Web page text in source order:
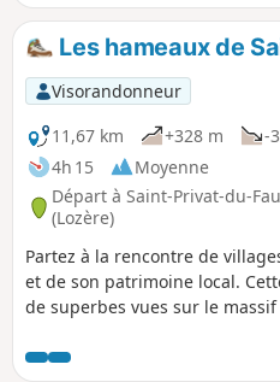
vous compté ?
Les hameaux de
Visorandonneur
11,67 km
+328 m
-
4h 15
Moyenne
Départ à Saint-Privat-du-Fau
(Lozère)
Partez à la rencontre de
et de son patrimoine local.
de superbes vues sur le